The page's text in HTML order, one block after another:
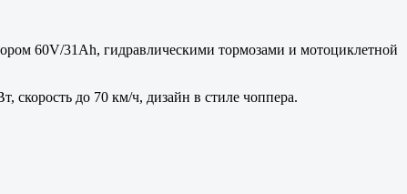
60V/31Ah, гидравлическими тормозами и мотоциклетной
скорость до 70 км/ч, дизайн в стиле чоппера.